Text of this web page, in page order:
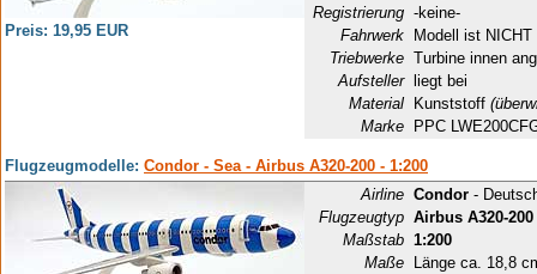
Preis: 19,95 EUR
Registrierung -keine-
Fahrwerk
Modell ist
Triebwerke Turbine innen
Aufsteller
liegt bei
Material
Kunststoff
Marke
PPC
Flugzeugmodelle: Condor - Sea - Airbus A320-200 - 1:200
Airline Condor -
Flugzeugtyp Airbus A320-200
Maßstab 1:200
Maße
Länge ca. 18,8